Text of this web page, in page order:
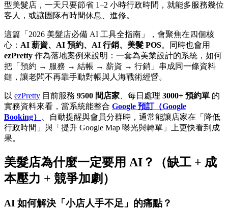
型美髮店，一天只要節省 1–2 小時行政時間，就能多服務幾位
客人，或讓團隊有時間休息、進修。
這篇「2026 美髮店必備 AI 工具全指南」，會聚焦在四個核
心： AI 薪資、AI 預約、AI 行銷、美髮 POS。同時也會用
ezPretty 作為落地案例來說明：一套為美業設計的系統，如何
把「預約 → 服務 → 結帳 → 薪資 → 行銷」串成同一條資料
鏈，讓老闆不再靠手動對帳與人海戰術經營。
以 ezPretty 目前服務 9500 間店家 、每日處理 3000+ 預約單 的
實務資料來看，當系統能整合 Google 預訂（Google
Booking）
、自動提醒與會員分群時，通常能讓店家在「降低
行政時間」與「提升 Google Map 曝光與轉單」上更快看到成
果。
美髮店為什麼一定要用 AI？（缺工 + 成
本壓力 + 競爭加劇）
AI 如何解決「小店人手不足」的痛點？